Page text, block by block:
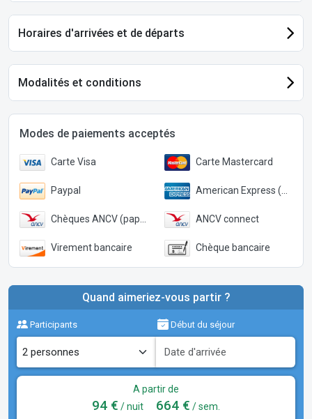
Horaires d'arrivées et de départs
Modalités et conditions
Modes de paiements acceptés
Carte Visa Carte Mastercard
Paypal American Express (Paypal)
Chèques ANCV (papier) ANCV connect
Virement bancaire Chèque bancaire
Quand aimeriez-vous partir ?
Participants Début du séjour
A partir de
94 € / nuit 664 € / sem.